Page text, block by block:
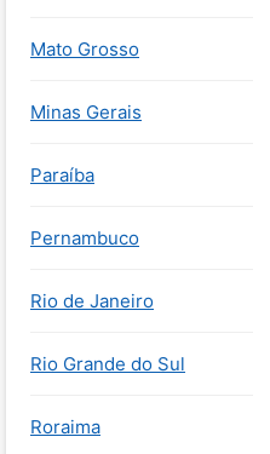
Mato Grosso
Minas Gerais
Paraíba
Pernambuco
Rio de Janeiro
Rio Grande do Sul
Roraima